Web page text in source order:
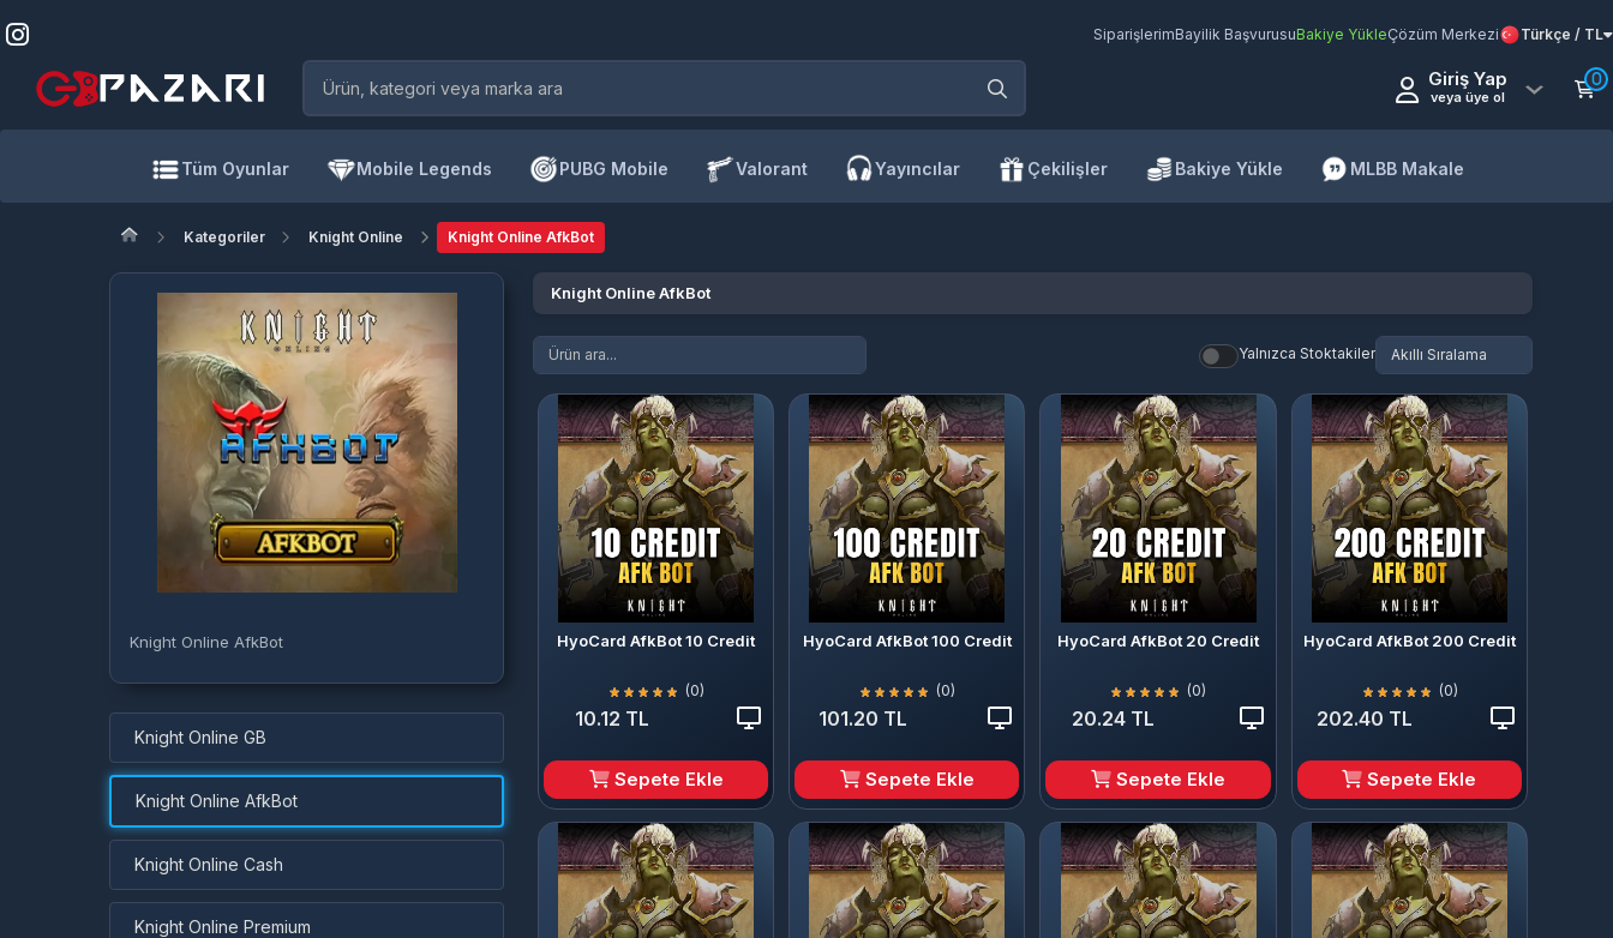
SiparişlerimBayilik BaşvurusuBakiye YükleÇözüm Merkezi Türkçe / TL
Giriş Yap
veya üye ol
0
Tüm Oyunlar Mobile Legends PUBG Mobile Valorant Yayıncılar Çekilişler Bakiye Yükle MLBB Makale
Kategoriler Knight Online Knight Online AfkBot
Knight Online AfkBot
Knight Online GB
Knight Online AfkBot
Knight Online Cash
Knight Online Premium
Knight Online AfkBot
Yalnızca Stoktakiler
HyoCard AfkBot 10 Credit
(0)
10.12 TL
Sepete Ekle
HyoCard AfkBot 100 Credit
(0)
101.20 TL
Sepete Ekle
HyoCard AfkBot 20 Credit
(0)
20.24 TL
Sepete Ekle
HyoCard AfkBot 200 Credit
(0)
202.40 TL
Sepete Ekle